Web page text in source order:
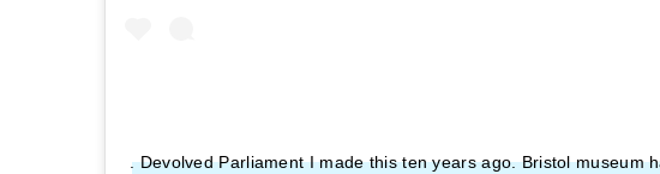
. Devolved Parliament I made this ten years ago. Bristol